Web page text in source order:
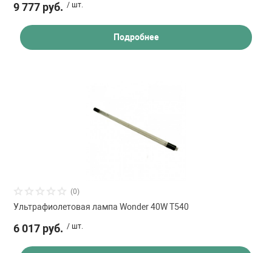
9 777 руб. / шт.
Подробнее
(0)
Ультрафиолетовая лампа Wonder 40W T540
6 017 руб. / шт.